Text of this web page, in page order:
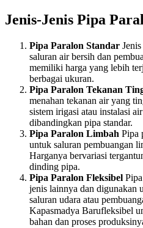
Jenis-Jenis Pipa
Pipa Paralon Standar
saluran air bersih dan
memiliki harga yang lebih
berbagai ukuran.
Pipa Paralon Tekanan
menahan tekanan air yang
sistem irigasi atau instalasi
dibandingkan pipa standar.
Pipa Paralon Limbah Pipa
untuk saluran pembuangan
Harganya bervariasi
dinding pipa.
Pipa Paralon Fleksibel
jenis lainnya dan digunakan
saluran udara atau
Kapasmadya Barufleksibel
bahan dan proses